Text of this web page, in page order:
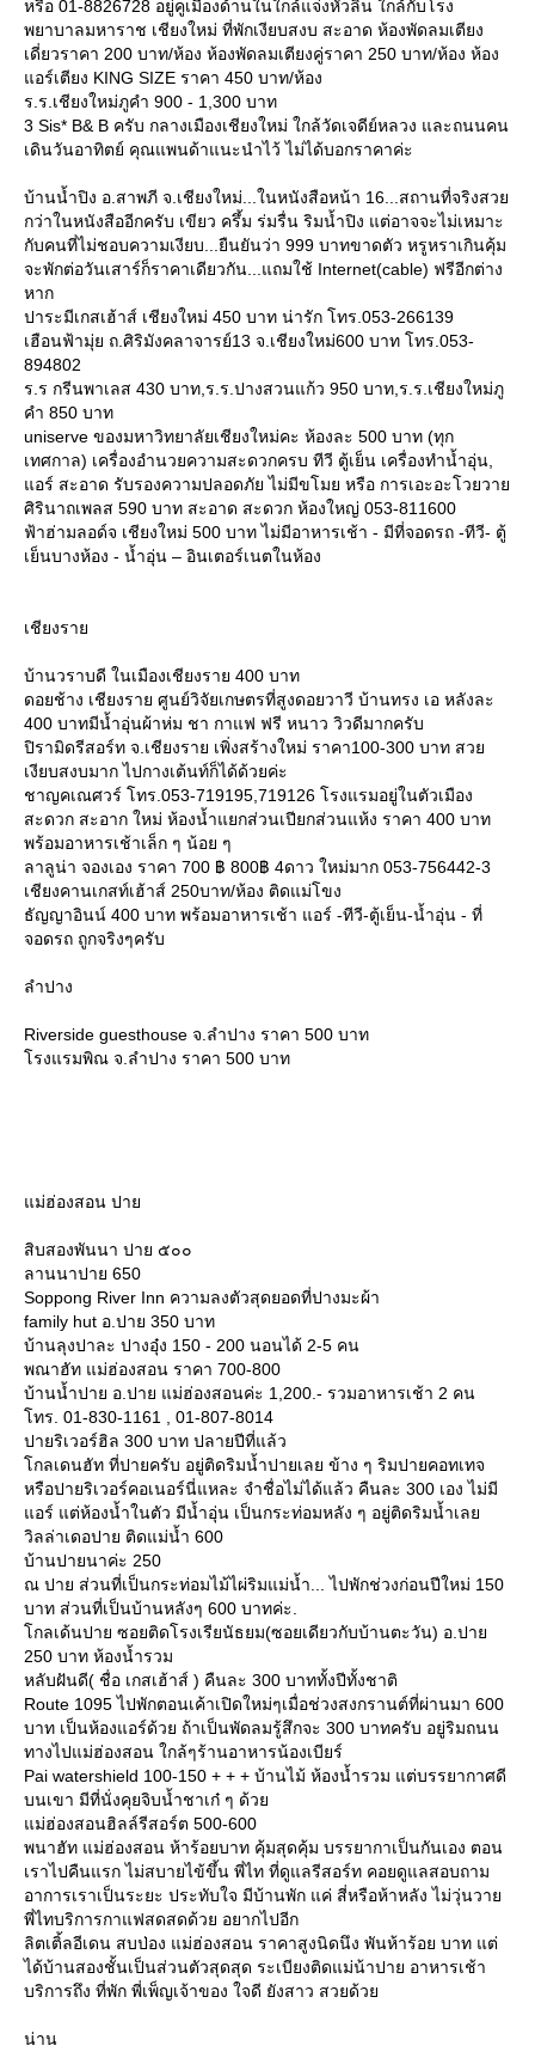
หรือ 01-8826728 อยู่คูเมืองด้านในใกล้แจ่งหัวลิน ใกล้กับโรง
พยาบาลมหาราช เชียงใหม่ ที่พักเงียบสงบ สะอาด ห้องพัดลมเตียง
เดี่ยวราคา 200 บาท/ห้อง ห้องพัดลมเตียงคู่ราคา 250 บาท/ห้อง ห้อง
อร์เตียง KING SIZE ราคา 450 บาท/ห้อง
ร.ร.เชียงใหม่ภูคำ 900 - 1,300 บาท
3 Sis* B& B ครับ กลางเมืองเชียงใหม่ ใกล้วัดเจดีย์หลวง และถนนคน
เดินวันอาทิตย์ คุณแพนด้าแนะนำไว้ ไม่ได้บอกราคาค่ะ
บ้านน้ำปิง อ.สาพภี จ.เชียงใหม่...ในหนังสือหน้า 16...สถานที่จริงสว
กว่าในหนังสืออีกครับ เขียว ครึ้ม ร่มรื่น ริมน้ำปิง แต่อาจจะไม่เหมาะ
กับคนที่ไม่ชอบความเงียบ...ยืนยันว่า 999 บาทขาดตัว หรูหราเกินคุ้ม
จะพักต่อวันเสาร์ก็ราคาเดียวกัน...แถมใช้ Internet(cable) ฟรีอีกต่าง
หาก
ปาระมีเกสเฮ้าส์ เชียงใหม่ 450 บาท น่ารัก โทร.053-266139
เฮือนฟ้ามุ่ย ถ.ศิริมังคลาจารย์13 จ.เชียงใหม่600 บาท โทร.053-
894802
ร.ร กรีนพาเลส 430 บาท,ร.ร.ปางสวนแก้ว 950 บาท,ร.ร.เชียงใหม่ภู
คำ 850 บาท
uniserve ของมหาวิทยาลัยเชียงใหม่คะ ห้องละ 500 บาท (ทุก
เทศกาล) เครื่องอำนวยความสะดวกครบ ทีวี ตู้เย็น เครื่องทำน้ำอุ่น,
อร์ สะอาด รับรองความปลอดภัย ไม่มีขโมย หรือ การเอะอะโวยวา
ศิรินาถเพลส 590 บาท สะอาด สะดวก ห้องใหญ่ 053-811600
ฟ้าฮ่ามลอด์จ เชียงใหม่ 500 บาท ไม่มีอาหารเช้า - มีที่จอดรถ -ทีวี- ตู้
เย็นบางห้อง - น้ำอุ่น – อินเตอร์เนตในห้อง
เชียงรา
บ้านวราบดี ในเมืองเชียงราย 400 บาท
ดอยช้าง เชียงราย ศูนย์วิจัยเกษตรที่สูงดอยวาวี บ้านทรง เอ หลังละ
400 บาทมีน้ำอุ่นผ้าห่ม ชา กาแฟ ฟรี หนาว วิวดีมากครับ
ปิรามิดรีสอร์ท จ.เชียงราย เพิ่งสร้างใหม่ ราคา100-300 บาท สว
เงียบสงบมาก ไปกางเต้นท์ก็ได้ด้วยค่ะ
ชาญคเณศวร์ โทร.053-719195,719126 โรงแรมอยู่ในตัวเมือง
สะดวก สะอาก ใหม่ ห้องน้ำแยกส่วนเปียกส่วนแห้ง ราคา 400 บาท
พร้อมอาหารเช้าเล็ก ๆ น้อย ๆ
ลาลูน่า จองเอง ราคา 700 ฿ 800฿ 4ดาว ใหม่มาก 053-756442-3
เชียงคานเกสท์เฮ้าส์ 250บาท/ห้อง ติดแม่โขง
ธัญญาอินน์ 400 บาท พร้อมอาหารเช้า แอร์ -ทีวี-ตู้เย็น-น้ำอุ่น - ที่
จอดรถ ถูกจริงๆครับ
ลำปาง
Riverside guesthouse จ.ลำปาง ราคา 500 บาท
รงแรมพิณ จ.ลำปาง ราคา 500 บาท
ม่ฮ่องสอน ปา
สิบสองพันนา ปาย ๕๐๐
ลานนาปาย 650
Soppong River Inn ความลงตัวสุดยอดที่ปางมะผ้า
family hut อ.ปาย 350 บาท
บ้านลุงปาละ ปางอุ๋ง 150 - 200 นอนได้ 2-5 คน
พณาฮัท แม่ฮ่องสอน ราคา 700-800
บ้านน้ำปาย อ.ปาย แม่ฮ่องสอนค่ะ 1,200.- รวมอาหารเช้า 2 คน
ทร. 01-830-1161 , 01-807-8014
ปายริเวอร์ฮิล 300 บาท ปลายปีที่แล้ว
กลเดนฮัท ที่ปายครับ อยู่ติดริมน้ำปายเลย ข้าง ๆ ริมปายคอทเทจ
หรือปายริเวอร์คอเนอร์นี่แหละ จำชื่อไม่ได้แล้ว คืนละ 300 เอง ไม่มี
อร์ แต่ห้องน้ำในตัว มีน้ำอุ่น เป็นกระท่อมหลัง ๆ อยู่ติดริมน้ำเล
วิลล่าเดอปาย ติดแม่น้ำ 600
บ้านปายนาค่ะ 250
ณ ปาย ส่วนที่เป็นกระท่อมไม้ไผ่ริมแม่น้ำ... ไปพักช่วงก่อนปีใหม่ 150
บาท ส่วนที่เป็นบ้านหลังๆ 600 บาทค่ะ.
กลเด้นปาย ซอยติดโรงเรียนัธยม(ซอยเดียวกับบ้านตะวัน) อ.ปา
250 บาท ห้องน้ำรวม
หลับฝันดี( ชื่อ เกสเฮ้าส์ ) คืนละ 300 บาททั้งปีทั้งชาติ
Route 1095 ไปพักตอนเค้าเปิดใหม่ๆเมื่อช่วงสงกรานต์ที่ผ่านมา 600
บาท เป็นห้องแอร์ด้วย ถ้าเป็นพัดลมรู้สึกจะ 300 บาทครับ อยู่ริมถนน
ทางไปแม่ฮ่องสอน ใกล้ๆร้านอาหารน้องเบียร์
Pai watershield 100-150 + + + บ้านไม้ ห้องน้ำรวม แต่บรรยากาศดี
บนเขา มีที่นั่งคุยจิบน้ำชาเก๋ ๆ ด้ว
ม่ฮ่องสอนฮิลล์รีสอร์ต 500-600
พนาฮัท แม่ฮ่องสอน ห้าร้อยบาท คุ้มสุดคุ้ม บรรยากาเป็นกันเอง ตอน
เราไปคืนแรก ไม่สบายไข้ขึ้น พี่ไท ที่ดูแลรีสอร์ท คอยดูแลสอบถาม
อาการเราเป็นระยะ ประทับใจ มีบ้านพัก แค่ สี่หรือห้าหลัง ไม่วุ่นวา
พี่ไทบริการกาแฟสดสดด้วย อยากไปอีก
ลิตเติ้ลอีเดน สบป่อง แม่ฮ่องสอน ราคาสูงนิดนึง พันห้าร้อย บาท แต่
ได้บ้านสองชั้นเป็นส่วนตัวสุดสุด ระเบียงติดแม่น้าปาย อาหารเช้า
บริการถึง ที่พัก พี่เพ็ญเจ้าของ ใจดี ยังสาว สวยด้ว
น่าน